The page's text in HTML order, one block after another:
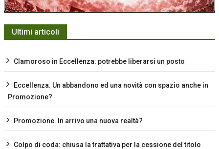
Ultimi articoli
Clamoroso in Eccellenza: potrebbe liberarsi un posto
Eccellenza. Un abbandono ed una novità con spazio anche in
Promozione?
Promozione. In arrivo una nuova realtà?
Colpo di coda: chiusa la trattativa per la cessione del titolo